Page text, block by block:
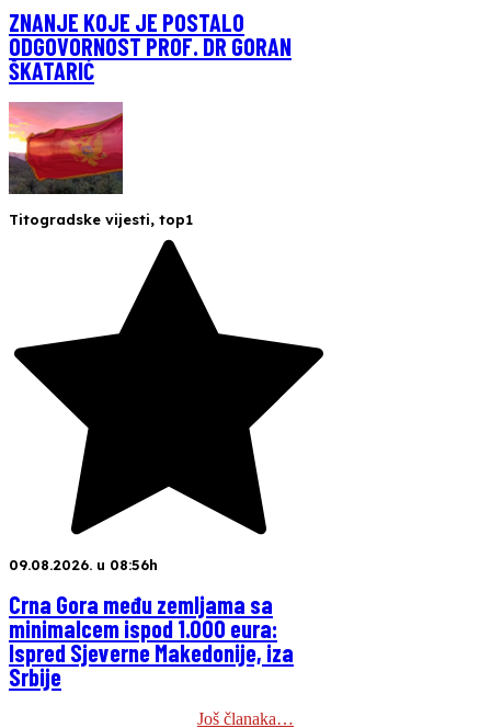
ZNANJE KOJE JE POSTALO
ODGOVORNOST PROF. DR GORAN
ŠKATARIĆ
Titogradske vijesti, top1
09.08.2026. u 08:56h
Crna Gora među zemljama sa
minimalcem ispod 1.000 eura:
Ispred Sjeverne Makedonije, iza
Srbije
Još članaka…